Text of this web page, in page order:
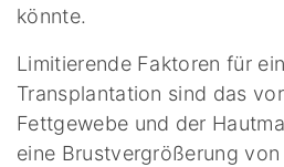
könnte.
Limitierende Faktoren für
Transplantation sind das
Fettgewebe und der
eine Brustvergrößerung